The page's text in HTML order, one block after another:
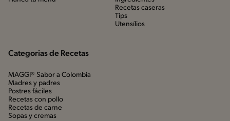
Recetas caseras
Tips
Utensílios
Categorias de Recetas
MAGGI® Sabor a Colombia
Madres y padres
Postres fáciles
Recetas con pollo
Recetas de carne
Sopas y cremas